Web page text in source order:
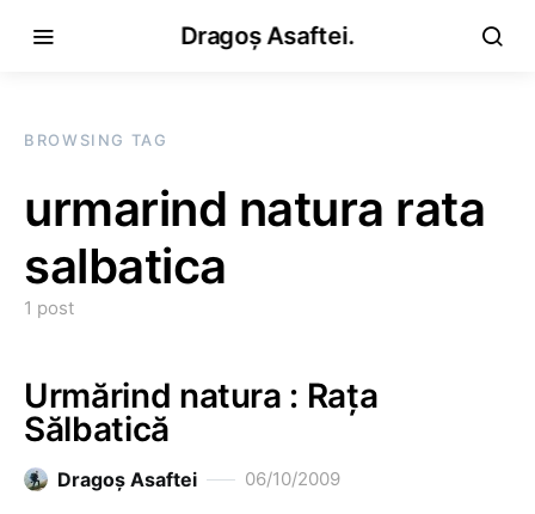
Dragoș Asaftei.
BROWSING TAG
urmarind natura rata
salbatica
1 post
Urmărind natura : Raţa
Sălbatică
Dragoş Asaftei 06/10/2009